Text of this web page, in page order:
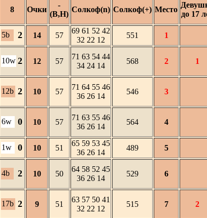
8 Очки
-
(В,Н)
Солкоф(n) Солкоф(+) Место
до 17
5b 2 14 57
69 61 52 42
32 22 12
551 1
10w 2 12 57
71 63 54 44
34 24 14
568 2 1
12b 2 10 57
71 64 55 46
36 26 14
546 3
6w 0 10 57
71 63 55 46
36 26 14
564 4
1w 0 10 51
65 59 53 45
36 26 14
489 5
4b 2 10 50
64 58 52 45
36 26 14
529 6
17b 2 9 51
63 57 50 41
32 22 12
515 7 2